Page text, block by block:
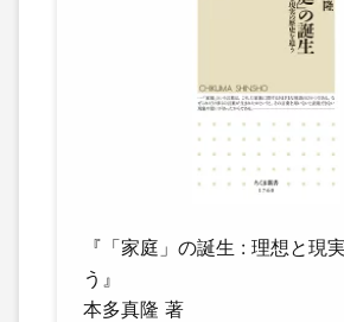
『「家庭」の誕生 : 理想と現
う』
本多真隆 著